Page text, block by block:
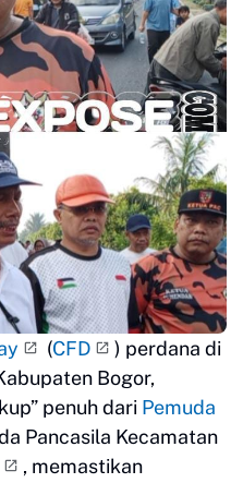
(CFD
) perdana di
Bogor,
penuh dari Pemuda
Pancasila Kecamatan
, memastikan